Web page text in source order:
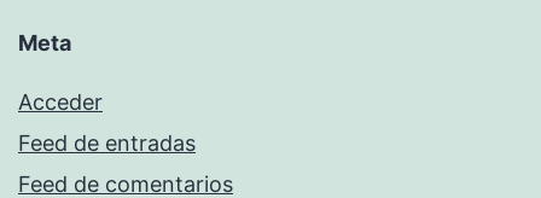
Meta
Acceder
Feed de entradas
Feed de comentarios